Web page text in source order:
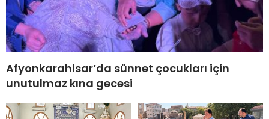
Afyonkarahisar’da sünnet çocukları için
unutulmaz kına gecesi